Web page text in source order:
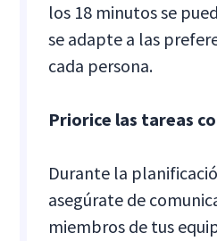
los 18 minutos se
se adapte a las
cada persona.
Priorice las tareas
Durante la
asegúrate de
miembros de tus